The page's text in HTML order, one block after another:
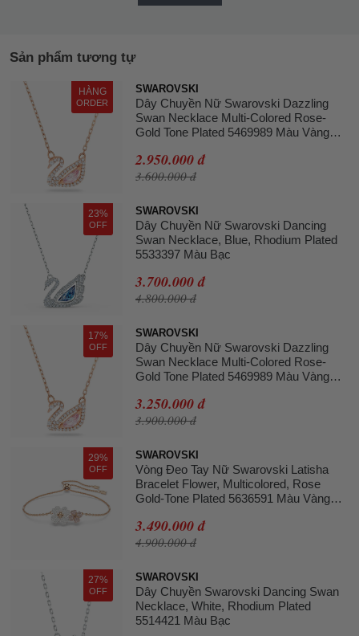
Sản phẩm tương tự
HÀNG
ORDER
SWAROVSKI
Dây Chuyền Nữ Swarovski Dazzling
Swan Necklace Multi-Colored Rose-
Gold Tone Plated 5469989 Màu Vàng
2.950.000 đ
3.600.000 đ
23%
OFF
SWAROVSKI
Dây Chuyền Nữ Swarovski Dancing
Swan Necklace, Blue, Rhodium Plated
5533397 Màu Bạc
3.700.000 đ
4.800.000 đ
17%
OFF
SWAROVSKI
Dây Chuyền Nữ Swarovski Dazzling
Swan Necklace Multi-Colored Rose-
Gold Tone Plated 5469989 Màu Vàng
3.250.000 đ
3.900.000 đ
29%
OFF
SWAROVSKI
Vòng Đeo Tay Nữ Swarovski Latisha
Bracelet Flower, Multicolored, Rose
Gold-Tone Plated 5636591 Màu Vàng
3.490.000 đ
4.900.000 đ
27%
OFF
SWAROVSKI
Dây Chuyền Swarovski Dancing Swan
Necklace, White, Rhodium Plated
5514421 Màu Bạc